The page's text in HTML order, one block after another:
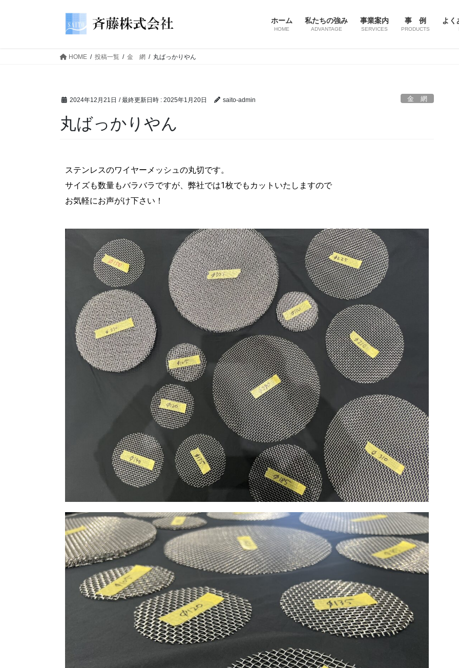
ホーム
HOME
私たちの強み
ADVANTAGE
事業案内
SERVICES
事 例
PRODUCTS
よく
HOME 投稿一覧 金 網 丸ばっかりやん
2024年12月21日 / 最終更新日時 : 2025年1月20日 saito-admin 金 網
丸ばっかりやん
ステンレスのワイヤーメッシュの丸切です。
サイズも数量もバラバラですが、弊社では1枚でもカットいたしますので
お気軽にお声がけ下さい！